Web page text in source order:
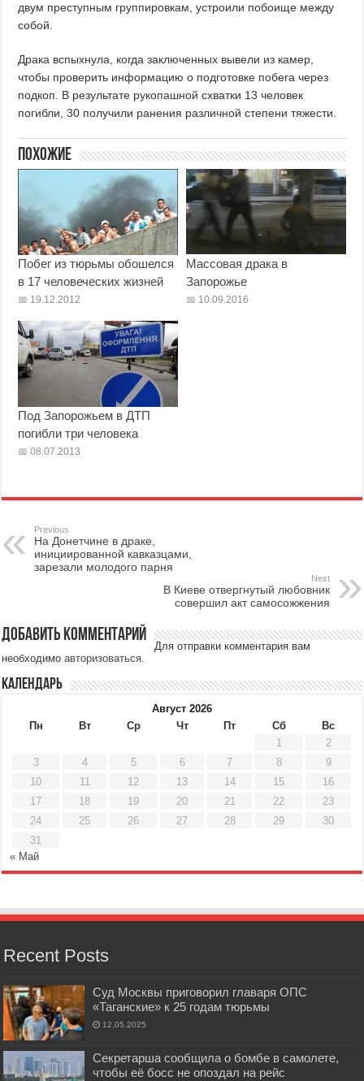
двум преступным группировкам, устроили побоище между
собой.
Драка вспыхнула, когда заключенных вывели из камер,
чтобы проверить информацию о подготовке побега через
подкоп. В результате рукопашной схватки 13 человек
погибли, 30 получили ранения различной степени тяжести.
Похожие
Побег из тюрьмы обошелся
в 17 человеческих жизней
19.12.2012
Массовая драка в
Запорожье
10.09.2016
Под Запорожьем в ДТП
погибли три человека
08.07.2013
Previous
На Донетчине в драке,
инициированной кавказцами,
зарезали молодого парня
Next
В Киеве отвергнутый любовник
совершил акт самосожжения
Добавить комментарий
Для отправки комментария вам
необходимоавторизоваться.
Календарь
Август 2026
Пн
Вт Ср Чт Пт Сб
Вс
1
2
3
4 5 6 7 8
9
10
11 12 13 14 15
16
17
18 19 20 21 22
23
24
25 26 27 28 29
30
31
« Май
Recent Posts
Суд Москвы приговорил главаря ОПС
«Таганские» к 25 годам тюрьмы
12.05.2025
Секретарша сообщила о бомбе в самолете,
чтобы её босс не опоздал на рейс